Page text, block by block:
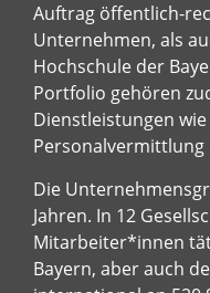
Auftrag öffentlich-
Unternehmen, als
Hochschule der
Portfolio gehören
Dienstleistungen
Personalvermittlung
Die
Jahren. In 12
Mitarbeiter*innen
Bayern, aber auch